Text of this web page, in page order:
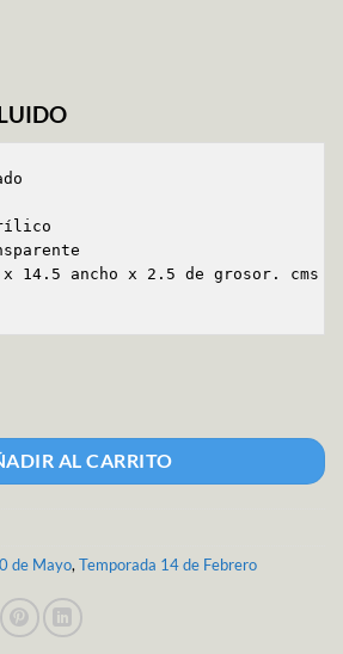
14.5 ancho x 2.5 de grosor. cms
cantidad
AL CARRITO
de Mayo,Temporada 14 de Febrero